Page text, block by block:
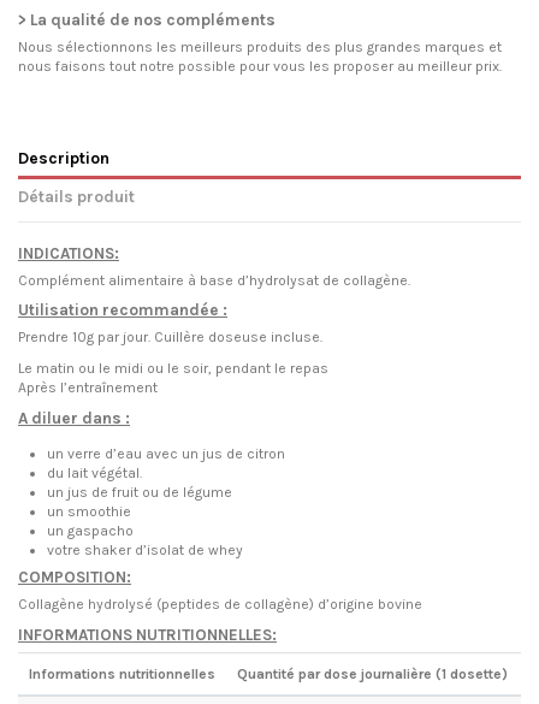
> La qualité de nos compléments
Nous sélectionnons les meilleurs produits des plus grandes marques et
nous faisons tout notre possible pour vous les proposer au meilleur prix.
Description
Détails produit
INDICATIONS:
Complément alimentaire à base d’hydrolysat de collagène.
Utilisation recommandée :
Prendre 10g par jour. Cuillère doseuse incluse.
Le matin ou le midi ou le soir, pendant le repas
Après l’entraînement
A diluer dans :
un verre d’eau avec un jus de citron
du lait végétal.
un jus de fruit ou de légume
un smoothie
un gaspacho
votre shaker d’isolat de whey
COMPOSITION:
Collagène hydrolysé (peptides de collagène) d’origine bovine
INFORMATIONS NUTRITIONNELLES:
Informations nutritionnelles Quantité par dose journalière (1 dosette)